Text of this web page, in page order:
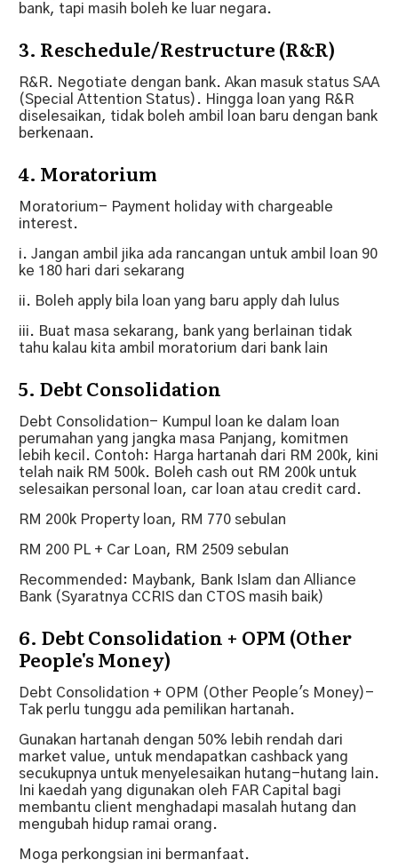
bank, tapi masih boleh ke luar negara.
3. Reschedule/Restructure (R&R)
R&R. Negotiate dengan bank. Akan masuk status SAA
(Special Attention Status). Hingga loan yang R&R
diselesaikan, tidak boleh ambil loan baru dengan bank
berkenaan.
4. Moratorium
Moratorium- Payment holiday with chargeable
interest.
i. Jangan ambil jika ada rancangan untuk ambil loan 90
ke 180 hari dari sekarang
ii. Boleh apply bila loan yang baru apply dah lulus
iii. Buat masa sekarang, bank yang berlainan tidak
tahu kalau kita ambil moratorium dari bank lain
5. Debt Consolidation
Debt Consolidation- Kumpul loan ke dalam loan
perumahan yang jangka masa Panjang, komitmen
lebih kecil. Contoh: Harga hartanah dari RM 200k, kini
telah naik RM 500k. Boleh cash out RM 200k untuk
selesaikan personal loan, car loan atau credit card.
RM 200k Property loan, RM 770 sebulan
RM 200 PL + Car Loan, RM 2509 sebulan
Recommended: Maybank, Bank Islam dan Alliance
Bank (Syaratnya CCRIS dan CTOS masih baik)
6. Debt Consolidation + OPM (Other
People's Money)
Debt Consolidation + OPM (Other People's Money)-
Tak perlu tunggu ada pemilikan hartanah.
Gunakan hartanah dengan 50% lebih rendah dari
market value, untuk mendapatkan cashback yang
secukupnya untuk menyelesaikan hutang-hutang lain.
Ini kaedah yang digunakan oleh FAR Capital bagi
membantu client menghadapi masalah hutang dan
mengubah hidup ramai orang.
Moga perkongsian ini bermanfaat.